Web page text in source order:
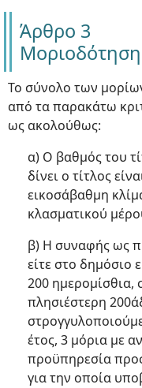
Άρθρο 3
Μοριοδότηση
Το σύνολο των
από τα παρακάτω
ως ακολούθως:
α) Ο βαθμός του
δίνει ο τίτλος
εικοσάβαθμη
κλασματικού
β) Η συναφής ως
είτε στο δημόσιο
200 ημερομίσθια,
πλησιέστερη
έτος, 3 μόρια με
προϋπηρεσία
για την οποία